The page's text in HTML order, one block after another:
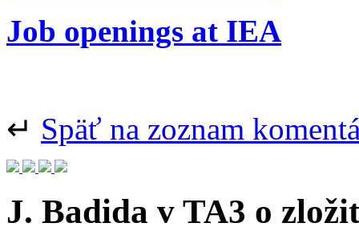
Job openings at IEA
↵ Späť na zoznam
J. Badida v TA3 o